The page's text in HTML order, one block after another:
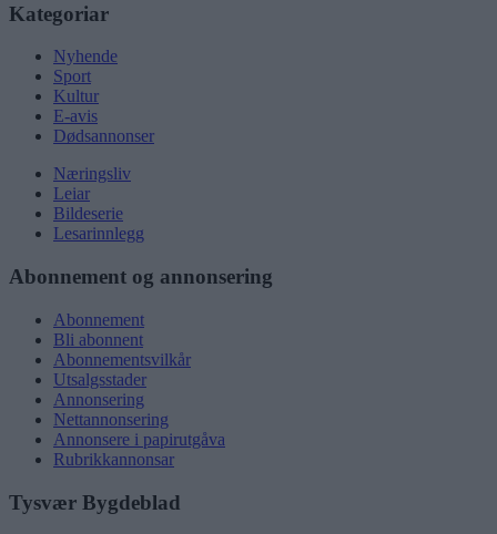
Kategoriar
Nyhende
Sport
Kultur
E-avis
Dødsannonser
Næringsliv
Leiar
Bildeserie
Lesarinnlegg
Abonnement og annonsering
Abonnement
Bli abonnent
Abonnementsvilkår
Utsalgsstader
Annonsering
Nettannonsering
Annonsere i papirutgåva
Rubrikkannonsar
Tysvær Bygdeblad